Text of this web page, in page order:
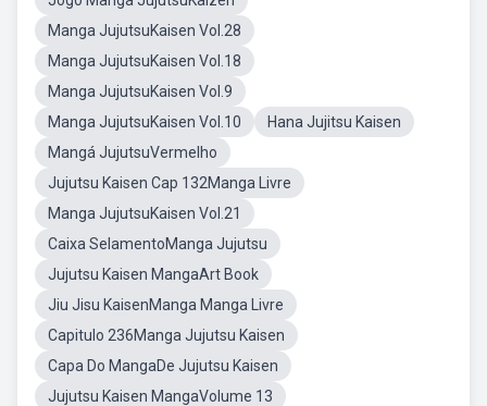
Manga JujutsuKaisen Vol.28
Manga JujutsuKaisen Vol.18
Manga JujutsuKaisen Vol.9
Manga JujutsuKaisen Vol.10
Hana Jujitsu Kaisen
Mangá JujutsuVermelho
Jujutsu Kaisen Cap 132Manga Livre
Manga JujutsuKaisen Vol.21
Caixa SelamentoManga Jujutsu
Jujutsu Kaisen MangaArt Book
Jiu Jisu KaisenManga Manga Livre
Capitulo 236Manga Jujutsu Kaisen
Capa Do MangaDe Jujutsu Kaisen
Jujutsu Kaisen MangaVolume 13